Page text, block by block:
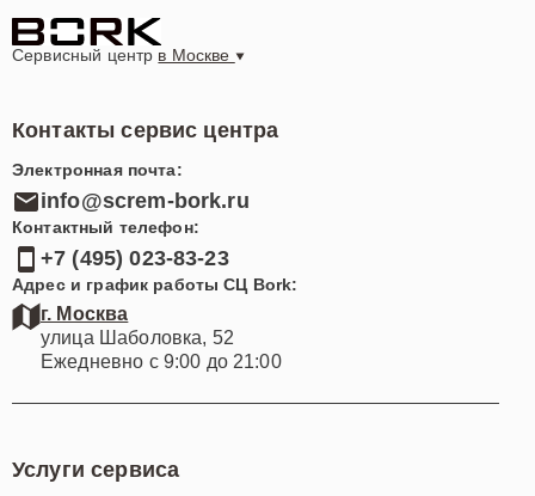
Сервисный центр в Москве
Контакты сервис центра
Электронная почта:
info@screm-bork.ru
Контактный телефон:
+7 (495) 023-83-23
Адрес и график работы СЦ Bork:
г. Москва
улица Шаболовка, 52
Ежедневно с 9:00 до 21:00
Услуги сервиса